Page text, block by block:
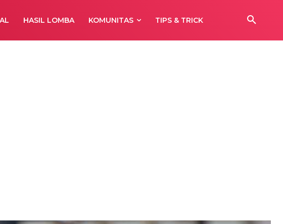
HASIL LOMBA KOMUNITAS TIPS & TRICK